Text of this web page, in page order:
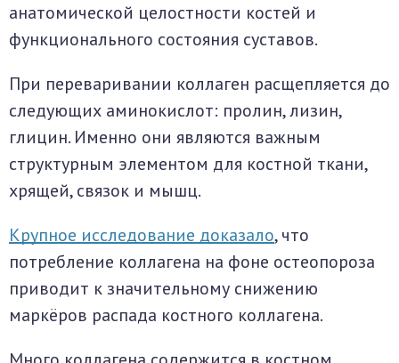
анатомической целостности костей и
функционального состояния суставов.
При переваривании коллаген расщепляется до
следующих аминокислот: пролин, лизин,
глицин. Именно они являются важным
структурным элементом для костной ткани,
хрящей, связок и мышц.
Крупное исследование доказало, что
потребление коллагена на фоне остеопороза
приводит к значительному снижению
маркёров распада костного коллагена.